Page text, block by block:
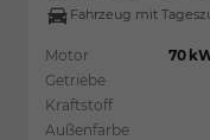
Fahrzeug mit
Motor
70
Getriebe
Kraftstoff
Außenfarbe